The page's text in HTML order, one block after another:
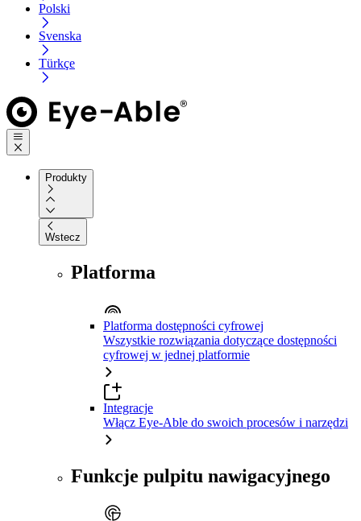
Polski
Svenska
Türkçe
Produkty
Wstecz
Platforma
Platforma dostępności cyfrowej
Wszystkie rozwiązania dotyczące dostępności
cyfrowej w jednej platformie
Integracje
Włącz Eye-Able do swoich procesów i narzędzi
Funkcje pulpitu nawigacyjnego